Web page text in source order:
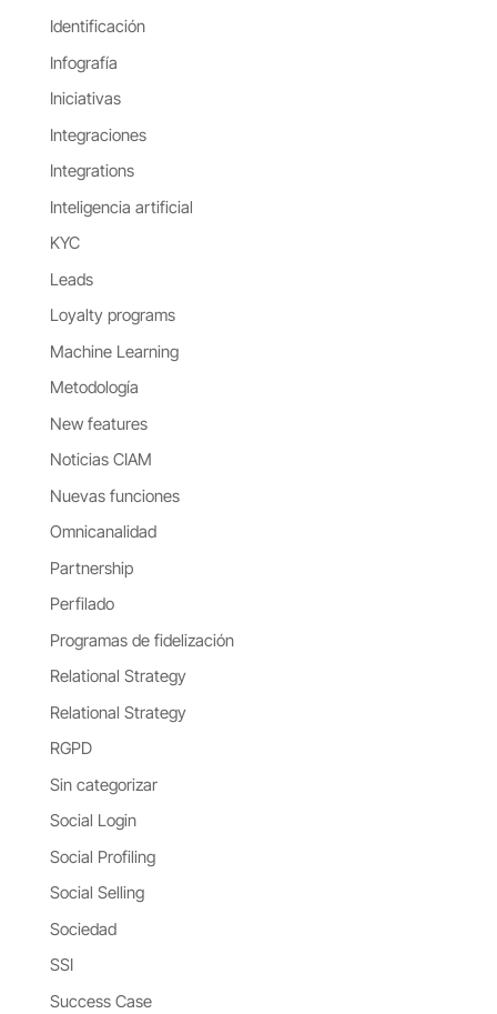
Identificación
Infografía
Iniciativas
Integraciones
Integrations
Inteligencia artificial
KYC
Leads
Loyalty programs
Machine Learning
Metodología
New features
Noticias CIAM
Nuevas funciones
Omnicanalidad
Partnership
Perfilado
Programas de fidelización
Relational Strategy
Relational Strategy
RGPD
Sin categorizar
Social Login
Social Profiling
Social Selling
Sociedad
SSI
Success Case